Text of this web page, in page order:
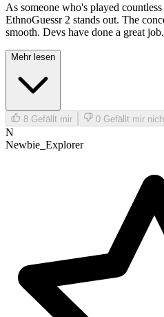
As someone who's played
EthnoGuessr 2 stands out. The
smooth. Devs have done a great
Mehr lesen
8 Gefällt mir 0 Gefällt mir
N
Newbie_Explorer